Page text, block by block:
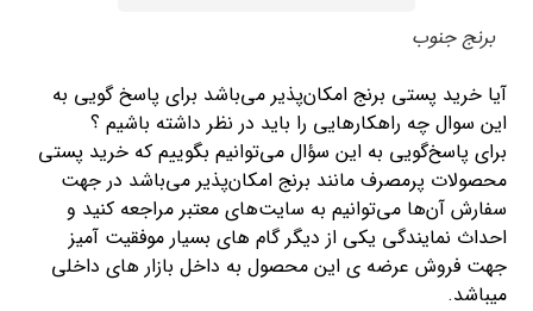
برنج جنوب
آیا خرید پستی برنج امکان‌پذیر می‌باشد برای پاسخ گویی به
این سوال چه راهکارهایی را باید در نظر داشته باشیم ؟
برای پاسخ‌گویی به این سؤال می‌توانیم بگوییم که خرید پستی
محصولات پرمصرف مانند برنج امکان‌پذیر می‌باشد در جهت
سفارش آن‌ها می‌توانیم به سایت‌های معتبر مراجعه کنید و
احداث نمایندگی یکی از دیگر گام های بسیار موفقیت آمیز
جهت فروش عرضه ی این محصول به داخل بازار های داخلی
میباشد.